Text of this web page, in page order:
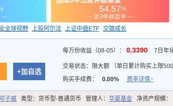
全球视野 上投阿尔法 上证中盘ETF 交银成长
+加自选
每万份收益（08-05）： 0.3390 7日年
交易状态： 限大额 （单日累计购买上限
购买手续费：
0.00% 费率详情>
子威 类型： 货币型-普通货币 管理人： 华夏基金 净资产规模：